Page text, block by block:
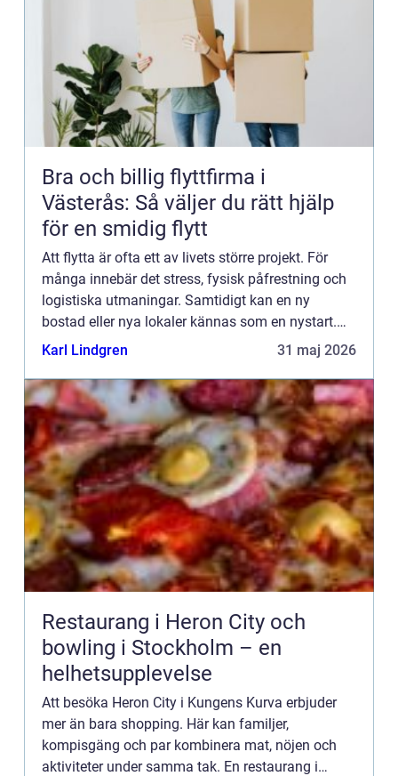
Bra och billig flyttfirma i
Västerås: Så väljer du rätt hjälp
för en smidig flytt
Att flytta är ofta ett av livets större projekt. För
många innebär det stress, fysisk påfrestning och
logistiska utmaningar. Samtidigt kan en ny
bostad eller nya lokaler kännas som en nystart.
Skillnaden mellan ka...
Karl Lindgren 31 maj 2026
Restaurang i Heron City och
bowling i Stockholm – en
helhetsupplevelse
Att besöka Heron City i Kungens Kurva erbjuder
mer än bara shopping. Här kan familjer,
kompisgäng och par kombinera mat, nöjen och
aktiviteter under samma tak. En restaurang i